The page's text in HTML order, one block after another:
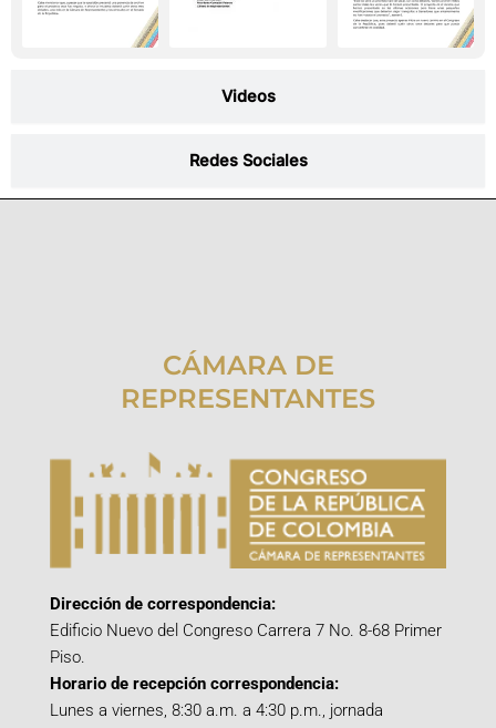
Videos
Redes Sociales
CÁMARA DE
REPRESENTANTES
Dirección de correspondencia:
Edificio Nuevo del Congreso Carrera 7 No. 8-68 Primer
Piso.
Horario de recepción correspondencia:
Lunes a viernes, 8:30 a.m. a 4:30 p.m., jornada